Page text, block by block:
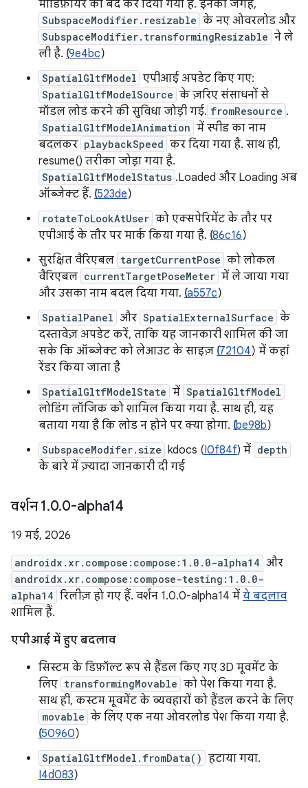
मॉडिफ़ायर को बंद कर दिया गया है. इनकी जगह,
SubspaceModifier.resizable के नए ओवरलोड और
SubspaceModifier.transformingResizable ने ले
ली है. ( I9e4bc)
SpatialGltfModel एपीआई अपडेट किए गए:
SpatialGltfModelSource के ज़रिए संसाधनों से
मॉडल लोड करने की सुविधा जोड़ी गई. fromResource .
SpatialGltfModelAnimation में स्पीड का नाम
बदलकर playbackSpeed कर दिया गया है. साथ ही,
resume() तरीका जोड़ा गया है.
SpatialGltfModelStatus .Loaded और Loading अब
ऑब्जेक्ट हैं. ( I523de)
rotateToLookAtUser को एक्सपेरिमेंट के तौर पर
एपीआई के तौर पर मार्क किया गया है. ( I86c16)
सुरक्षित वैरिएबल targetCurrentPose को लोकल
वैरिएबल currentTargetPoseMeter में ले जाया गया
और उसका नाम बदल दिया गया. ( Ia557c)
SpatialPanel और SpatialExternalSurface के
दस्तावेज़ अपडेट करें, ताकि यह जानकारी शामिल की जा
सके कि ऑब्जेक्ट को लेआउट के साइज़ ( I72104) में कहां
रेंडर किया जाता है
SpatialGltfModelState में SpatialGltfModel
लोडिंग लॉजिक को शामिल किया गया है. साथ ही, यह
बताया गया है कि लोड न होने पर क्या होगा. ( Ibe98b)
SubspaceModifer.size kdocs (I0f84f) में depth
के बारे में ज़्यादा जानकारी दी गई
वर्शन 1.0.0-alpha14
19 मई, 2026
androidx.xr.compose:compose:1.0.0-alpha14 और
androidx.xr.compose:compose-testing:1.0.0-
alpha14 रिलीज़ हो गए हैं. वर्शन 1.0.0-alpha14 में ये बदलाव
शामिल हैं.
एपीआई में हुए बदलाव
सिस्टम के डिफ़ॉल्ट रूप से हैंडल किए गए 3D मूवमेंट के
लिए transformingMovable को पेश किया गया है.
साथ ही, कस्टम मूवमेंट के व्यवहारों को हैंडल करने के लिए
movable के लिए एक नया ओवरलोड पेश किया गया है.
I50960)
SpatialGltfModel.fromData() हटाया गया.
I4d083)